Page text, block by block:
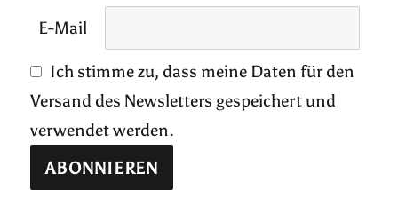
E-Mail
Ich stimme zu, dass meine Daten für den
Versand des Newsletters gespeichert und
verwendet werden.